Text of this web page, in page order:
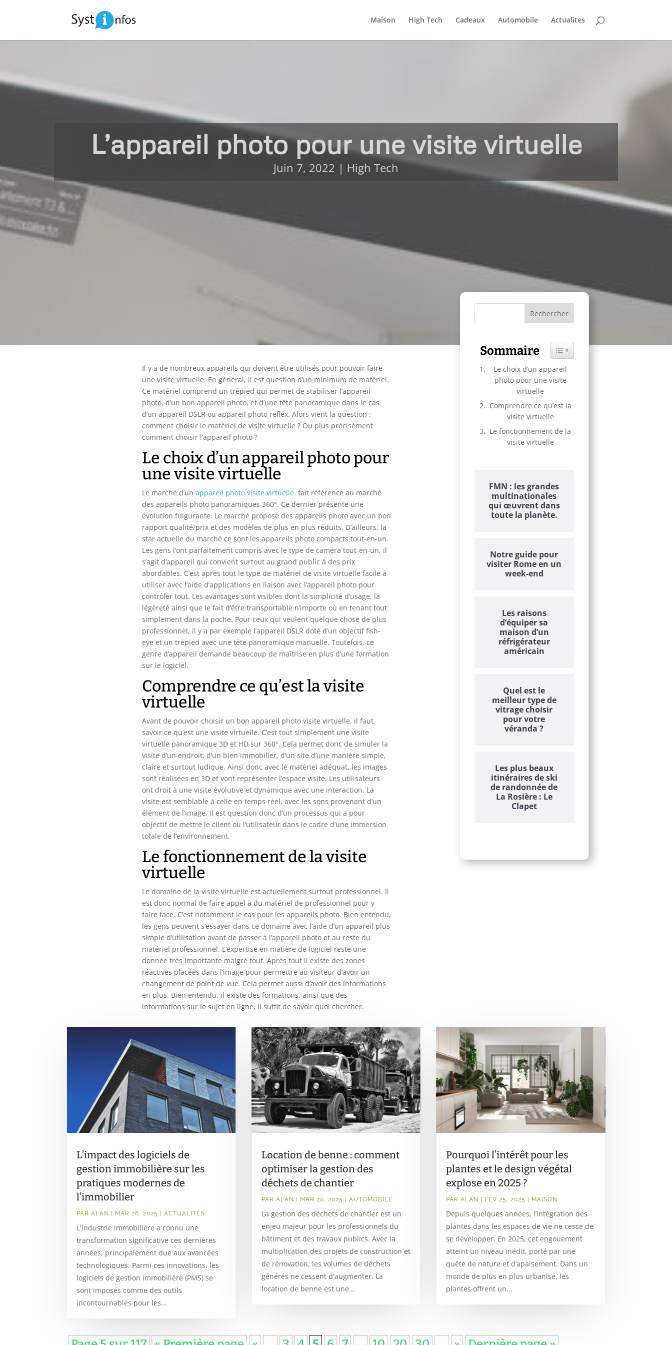
Maison High Tech Cadeaux Automobile Actualites
L’appareil photo pour une visite virtuelle
Juin 7, 2022 | High Tech
Il y a de nombreux appareils qui doivent être utilisés pour pouvoir faire
une visite virtuelle. En général, il est question d’un minimum de matériel.
Ce matériel comprend un trépied qui permet de stabiliser l’appareil
photo, d’un bon appareil photo, et d’une tête panoramique dans le cas
d’un appareil DSLR ou appareil photo reflex. Alors vient la question :
comment choisir le matériel de visite virtuelle ? Ou plus précisément
comment choisir l’appareil photo ?
Le choix d’un appareil photo pour
une visite virtuelle
Le marché d’unappareil photo visite virtuelle fait référence au marché
des appareils photo panoramiques 360°. Ce dernier présente une
évolution fulgurante. Le marché propose des appareils photo avec un bon
rapport qualité/prix et des modèles de plus en plus réduits. D’ailleurs, la
star actuelle du marché ce sont les appareils photo compacts tout-en-un.
Les gens l’ont parfaitement compris avec le type de caméra tout-en-un, il
s’agit d’appareil qui convient surtout au grand public à des prix
abordables. C’est après tout le type de matériel de visite virtuelle facile à
utiliser avec l’aide d’applications en liaison avec l’appareil photo pour
contrôler tout. Les avantages sont visibles dont la simplicité d’usage, la
légèreté ainsi que le fait d’être transportable n’importe où en tenant tout
simplement dans la poche. Pour ceux qui veulent quelque chose de plus
professionnel, il y a par exemple l’appareil DSLR doté d’un objectif fish-
eye et un trépied avec une tête panoramique manuelle. Toutefois, ce
genre d’appareil demande beaucoup de maîtrise en plus d’une formation
sur le logiciel.
Comprendre ce qu’est la visite
virtuelle
Avant de pouvoir choisir un bon appareil photo visite virtuelle, il faut
savoir ce qu’est une visite virtuelle. C’est tout simplement une visite
virtuelle panoramique 3D et HD sur 360°. Cela permet donc de simuler la
visite d’un endroit, d’un bien immobilier, d’un site d’une manière simple,
claire et surtout ludique. Ainsi donc avec le matériel adéquat, les images
sont réalisées en 3D et vont représenter l’espace visité. Les utilisateurs
ont droit à une visite évolutive et dynamique avec une interaction. La
visite est semblable à celle en temps réel, avec les sons provenant d’un
élément de l’image. Il est question donc d’un processus qui a pour
objectif de mettre le client ou l’utilisateur dans le cadre d’une immersion
totale de l’environnement.
Le fonctionnement de la visite
virtuelle
Le domaine de la visite virtuelle est actuellement surtout professionnel. Il
est donc normal de faire appel à du matériel de professionnel pour y
faire face. C’est notamment le cas pour les appareils photo. Bien entendu,
les gens peuvent s’essayer dans ce domaine avec l’aide d’un appareil plus
simple d’utilisation avant de passer à l’appareil photo et au reste du
matériel professionnel. L’expertise en matière de logiciel reste une
donnée très importante malgré tout. Après tout il existe des zones
réactives placées dans l’image pour permettre au visiteur d’avoir un
changement de point de vue. Cela permet aussi d’avoir des informations
en plus. Bien entendu, il existe des formations, ainsi que des
informations sur le sujet en ligne, il suffit de savoir quoi chercher.
Sommaire Toggle Table of Content
Le choix d’un appareil
photo pour une visite
virtuelle
Comprendre ce qu’est la
visite virtuelle
Le fonctionnement de la
visite virtuelle
FMN : les grandes
multinationales
qui œuvrent dans
toute la planète.
Notre guide pour
visiter Rome en un
week-end
Les raisons
d’équiper sa
maison d’un
réfrigérateur
américain
Quel est le
meilleur type de
vitrage choisir
pour votre
véranda ?
Les plus beaux
itinéraires de ski
de randonnée de
La Rosière : Le
Clapet
L’impact des logiciels de
gestion immobilière sur les
pratiques modernes de
l’immobilier
PARALAN | MAR 26, 2025 |ACTUALITÉS
L'industrie immobilière a connu une
transformation significative ces dernières
années, principalement due aux avancées
technologiques. Parmi ces innovations, les
logiciels de gestion immobilière (PMS) se
sont imposés comme des outils
incontournables pour les...
Location de benne : comment
optimiser la gestion des
déchets de chantier
PAR ALAN | MAR 20, 2025 | AUTOMOBILE
La gestion des déchets de chantier est un
enjeu majeur pour les professionnels du
bâtiment et des travaux publics. Avec la
multiplication des projets de construction et
de rénovation, les volumes de déchets
générés ne cessent d'augmenter. La
location de benne est une...
Pourquoi l’intérêt pour les
plantes et le design végétal
explose en 2025 ?
PAR ALAN | FÉV 25, 2025 | MAISON
Depuis quelques années, l’intégration des
plantes dans les espaces de vie ne cesse de
se développer. En 2025, cet engouement
atteint un niveau inédit, porté par une
quête de nature et d’apaisement. Dans un
monde de plus en plus urbanisé, les
plantes offrent un...